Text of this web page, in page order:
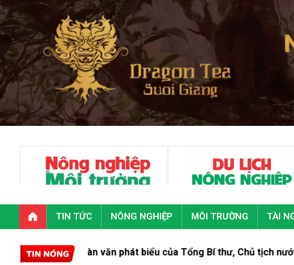
TIN TỨC NÔNG NGHIỆP MÔI TRƯỜNG TÀI
Toàn văn phát biểu của Tổng Bí thư, Chủ tịch nước Tô Lâm tại